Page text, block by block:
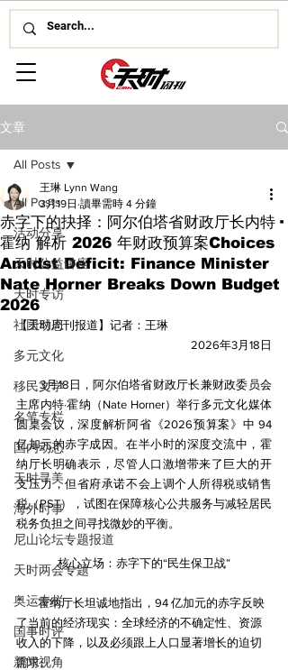
文章
All Posts
活动分享
天时公益讲座
天时专访
社团动态
多元文化
移民文学
名笔专栏
国内动态
天时寻美
海外时事
尼山论坛专题报道
天时两会专题
奥运专栏
国事时评
新闻视角
All Posts
赤字下的抉择：阿尔伯塔省财政厅长内特·
霍纳 解析 2026 年财政预算案Choices
Amidst Deficit: Finance Minister
Nate Horner Breaks Down Budget
2026
王琳 Lynn Wang
3月19日 讀畢需時 4 分鐘
【天时周刊报道】记者：王琳
2026年3月18日
3月18日，阿尔伯塔省财政厅长兼财政委员会
主席内特·霍纳（Nate Horner）举行多元文化媒体
圆桌会议，深度解析阿省《2026预算案》中 94
亿加元的赤字成因。在半小时的深度交流中，霍
纳厅长明确表示，尽管人口激增带来了巨大的开
支压力，但省府承诺不会上调个人所得税或销售
税（PST），试图在保障核心公共服务与减轻居民
税务负担之间寻找微妙的平衡。
核心立场：赤字下的“民生保卫战”
霍纳厅长坦诚地指出，94 亿加元的赤字反映
了当前的经济现实：全球经济的不确定性、资源
收入的下降，以及必须跟上人口显著增长的迫切
需求。